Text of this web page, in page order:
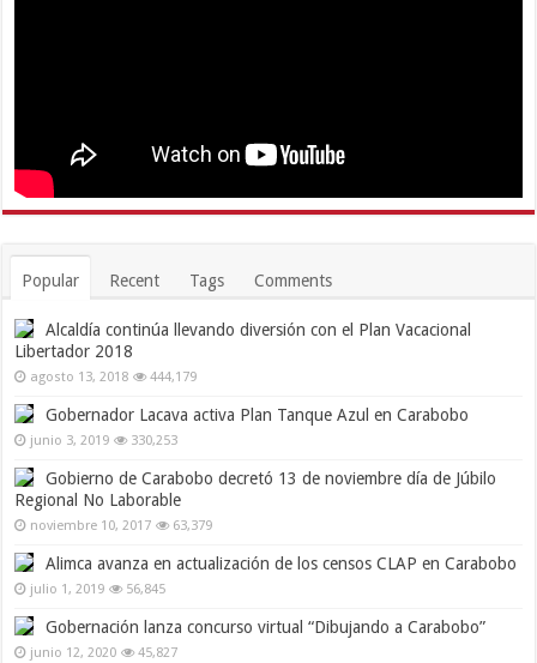
Popular Recent Tags Comments
Alcaldía continúa llevando diversión con el Plan Vacacional
Libertador 2018
agosto 13, 2018 444,179
Gobernador Lacava activa Plan Tanque Azul en Carabobo
junio 3, 2019 330,253
Gobierno de Carabobo decretó 13 de noviembre día de Júbilo
Regional No Laborable
noviembre 10, 2017 63,379
Alimca avanza en actualización de los censos CLAP en Carabobo
julio 1, 2019 56,845
Gobernación lanza concurso virtual “Dibujando a Carabobo”
junio 12, 2020 45,827